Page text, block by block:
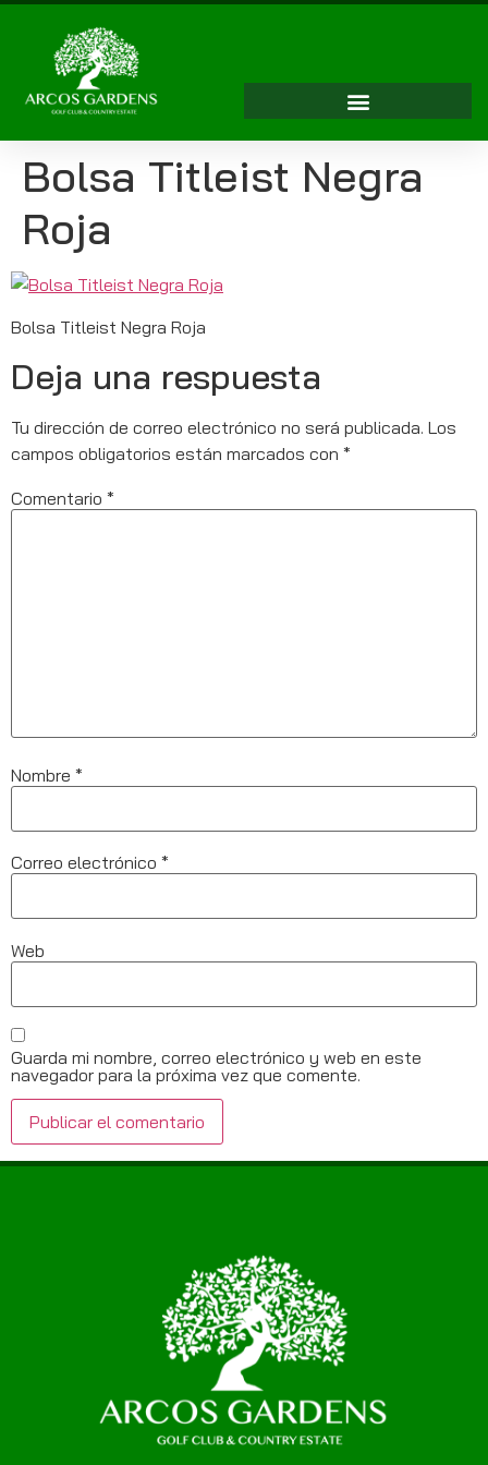
Bolsa Titleist Negra
Roja
Bolsa Titleist Negra Roja
Deja una respuesta
Tu dirección de correo electrónico no será publicada. Los
campos obligatorios están marcados con *
Comentario *
Nombre *
Correo electrónico *
Web
Guarda mi nombre, correo electrónico y web en este
navegador para la próxima vez que comente.